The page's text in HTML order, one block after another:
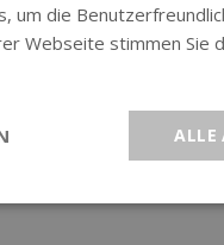
um die
Webseite stimmen Sie
ALLE